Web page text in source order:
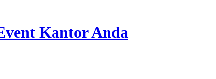
Kantor Anda